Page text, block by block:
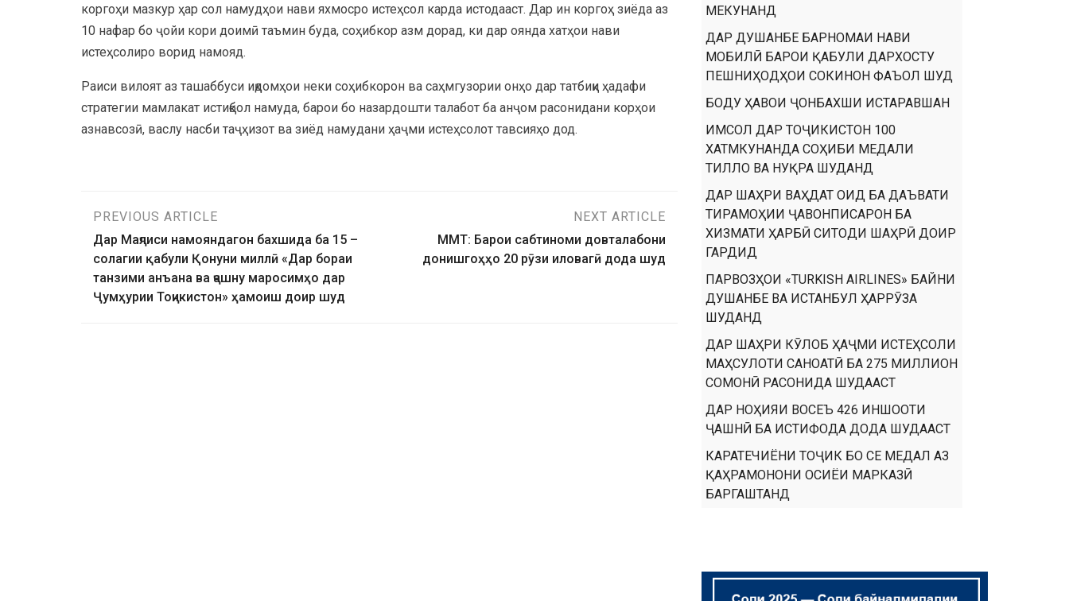
коргоҳи мазкур ҳар сол намудҳои нави яхмосро истеҳсол карда истодааст. Дар ин коргоҳ зиёда аз
10 нафар бо ҷойи кори доимӣ таъмин буда, соҳибкор азм дорад, ки дар оянда хатҳои нави
истеҳсолиро ворид намояд.
Раиси вилоят аз ташаббуси иқдомҳои неки соҳибкорон ва саҳмгузории онҳо дар татбиқи ҳадафи
стратегии мамлакат истиқбол намуда, барои бо назардошти талабот ба анҷом расонидани корҳои
азнавсозӣ, васлу насби таҷҳизот ва зиёд намудани ҳаҷми истеҳсолот тавсияҳо дод.
PREVIOUS ARTICLE
Дар Маҷлиси намояндагон бахшида ба 15 –
солагии қабули Қонуни миллӣ «Дар бораи
танзими анъана ва ҷашну маросимҳо дар
Ҷумҳурии Тоҷикистон» ҳамоиш доир шуд
NEXT ARTICLE
ММТ: Барои сабтиноми довталабони
донишгоҳҳо 20 рӯзи иловагӣ дода шуд
МЕКУНАНД
ДАР ДУШАНБЕ БАРНОМАИ НАВИ
МОБИЛӢ БАРОИ ҚАБУЛИ ДАРХОСТУ
ПЕШНИҲОДҲОИ СОКИНОН ФАЪОЛ ШУД
БОДУ ҲАВОИ ҶОНБАХШИ ИСТАРАВШАН
ИМСОЛ ДАР ТОҶИКИСТОН 100
ХАТМКУНАНДА СОҲИБИ МЕДАЛИ
ТИЛЛО ВА НУҚРА ШУДАНД
ДАР ШАҲРИ ВАҲДАТ ОИД БА ДАЪВАТИ
ТИРАМОҲИИ ҶАВОНПИСАРОН БА
ХИЗМАТИ ҲАРБӢ СИТОДИ ШАҲРӢ ДОИР
ГАРДИД
ПАРВОЗҲОИ «TURKISH AIRLINES» БАЙНИ
ДУШАНБЕ ВА ИСТАНБУЛ ҲАРРӮЗА
ШУДАНД
ДАР ШАҲРИ КӮЛОБ ҲАҶМИ ИСТЕҲСОЛИ
МАҲСУЛОТИ САНОАТӢ БА 275 МИЛЛИОН
СОМОНӢ РАСОНИДА ШУДААСТ
ДАР НОҲИЯИ ВОСЕЪ 426 ИНШООТИ
ҶАШНӢ БА ИСТИФОДА ДОДА ШУДААСТ
КАРАТЕЧИЁНИ ТОҶИК БО СЕ МЕДАЛ АЗ
ҚАҲРАМОНОНИ ОСИЁИ МАРКАЗӢ
БАРГАШТАНД